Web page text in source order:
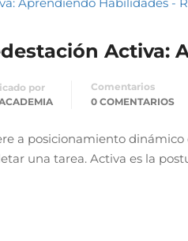
Activa:
por
Comentarios
0 COMENTARIOS
a posicionamiento
una tarea. Activa es la